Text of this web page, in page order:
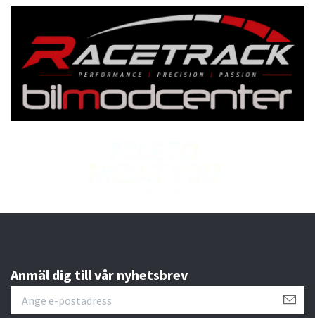
Anmäl dig till vår nyhetsbrev